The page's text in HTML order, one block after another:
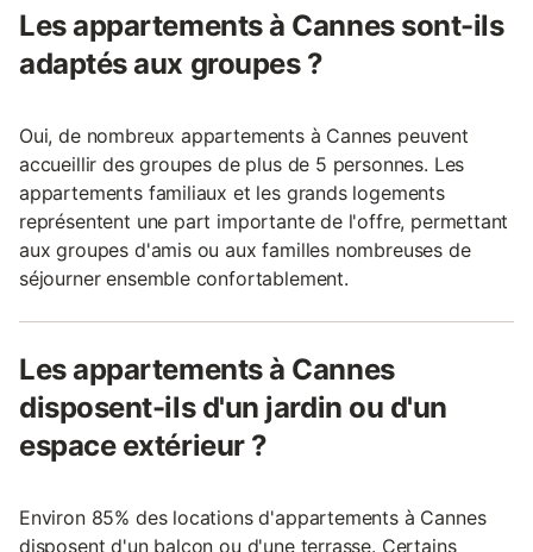
Les appartements à Cannes sont-ils
adaptés aux groupes ?
Oui, de nombreux appartements à Cannes peuvent
accueillir des groupes de plus de 5 personnes. Les
appartements familiaux et les grands logements
représentent une part importante de l'offre, permettant
aux groupes d'amis ou aux familles nombreuses de
séjourner ensemble confortablement.
Les appartements à Cannes
disposent-ils d'un jardin ou d'un
espace extérieur ?
Environ 85% des locations d'appartements à Cannes
disposent d'un balcon ou d'une terrasse. Certains